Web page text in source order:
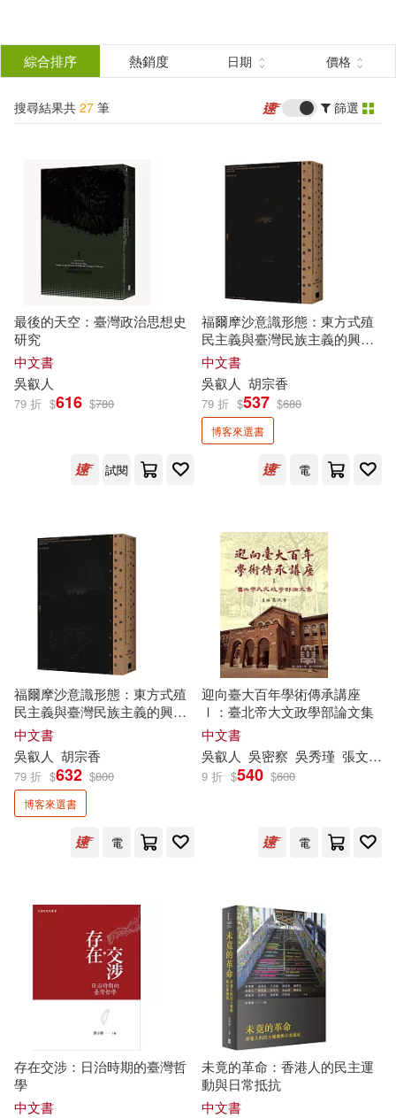
結
分類 (單選)
所有商品(27) 圖書(20)
電子書(7)
班納迪克．安德森(5)
吳叡人等13人(2)
呂青湖(2)
林秀美(2)
歐素瑛(2) 洪子偉(2)
洪與成(2) 王智明(2)
王泰升(2)
陳健民(2)
陳薇安(2)
黃克先(2)
黃舒楣(2)
左岸文化(5) 時報出版(5)
國立臺灣大學出版中心(4)
春山出版(4)
中央研究院臺灣史研究所(2)
聯經出版公司(2)
中央研究院社會所(1) 五南(1)
衛城出版(1)
配送方式
可超商取貨(20)
可港澳店取(20)
可新加坡店取(20)
可菲律賓店取(20)
電子書
綜合排序 熱銷度 日期 價格
搜尋結果共 27 筆 篩選
最後的天空：臺灣政治思想史
研究
中文書
吳叡 人
79 折 $616 $780
試閱
福爾摩沙意識形態：東方式殖
民主義與臺灣民族主義的興起
1895-1945
中文書
吳叡 人 胡宗香
79 折 $537 $680
博客來選書
電
福爾摩沙意識形態：東方式殖
民主義與臺灣民族主義的興起
1895-1945【限量精裝版】
中文書
吳叡 人 胡宗香
79 折 $632 $800
博客來選書
電
迎向臺大百年學術傳承講座
Ⅰ：臺北帝大文政學部論文集
中文書
吳叡 人 吳密察 吳秀瑾 張文薰
9 折 $540 $600
電
存在交涉：日治時期的臺灣哲
學
中文書
未竟的革命：香港人的民主運
動與日常抵抗
中文書